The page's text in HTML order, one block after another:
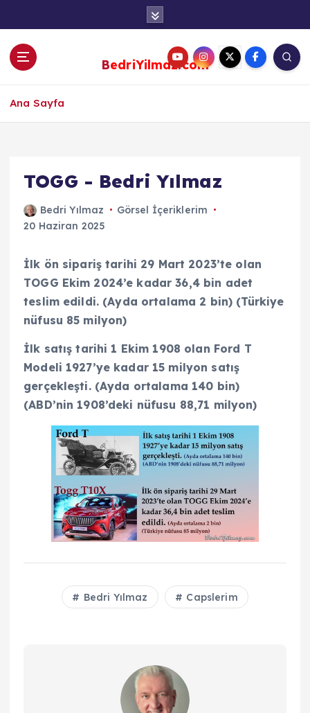
BedriYilmaz.com
Ana Sayfa
TOGG - Bedri Yılmaz
Bedri Yılmaz
Görsel İçeriklerim
20 Haziran 2025
İlk ön sipariş tarihi 29 Mart 2023’te olan
TOGG Ekim 2024’e kadar 36,4 bin adet
teslim edildi. (Ayda ortalama 2 bin) (Türkiye
nüfusu 85 milyon)
İlk satış tarihi 1 Ekim 1908 olan Ford T
Modeli 1927’ye kadar 15 milyon satış
gerçekleşti. (Ayda ortalama 140 bin)
(ABD’nin 1908’deki nüfusu 88,71 milyon)
Bedri Yılmaz Capslerim